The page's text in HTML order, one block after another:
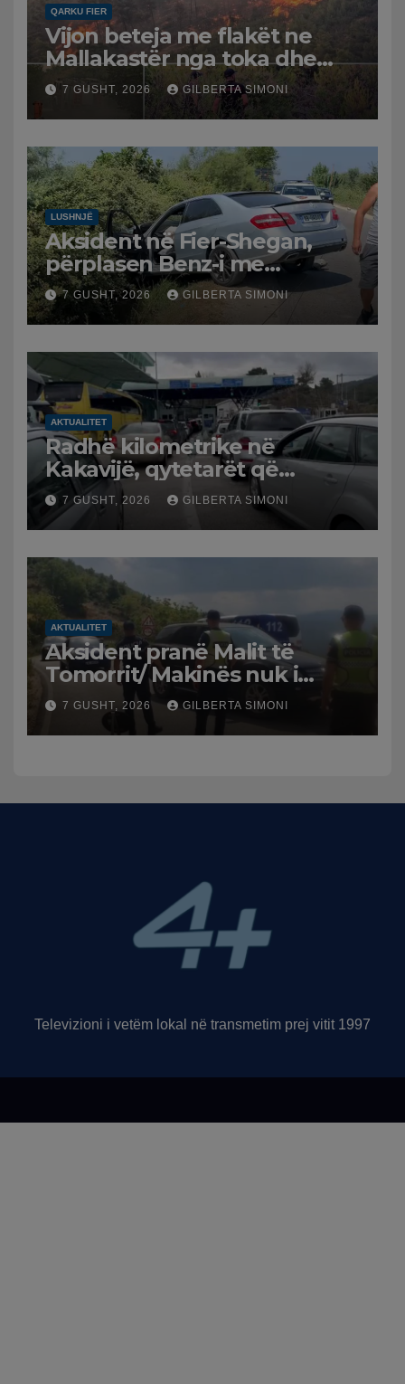
QARKU FIER
Vijon beteja me flakët ne
Mallakastër nga toka dhe
nga ajri me dy helikopterë.
7 GUSHT, 2026 GILBERTA SIMONI
LUSHNJË
Aksident në Fier-Shegan,
përplasen Benz-i me
furgonin, plagoset një i
moshuar
7 GUSHT, 2026 GILBERTA SIMONI
AKTUALITET
Radhë kilometrike në
Kakavijë, qytetarët që
kthehen në Shqipëri
bllokohen në temperatura të
larta, pala greke punon me
ritme të ngadalta
7 GUSHT, 2026 GILBERTA SIMONI
AKTUALITET
Aksident pranë Malit të
Tomorrit/ Makinës nuk i
punuan frenat dhe doli nga
rruga, plagosen 7 persona,
dy në gjendje të rëndë te
7 GUSHT, 2026 GILBERTA SIMONI
Televizioni i vetëm lokal në transmetim prej vitit 1997